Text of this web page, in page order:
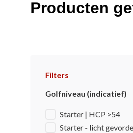
Producten
Filters
Golfniveau (indicatief)
Starter | HCP >54
Starter - licht